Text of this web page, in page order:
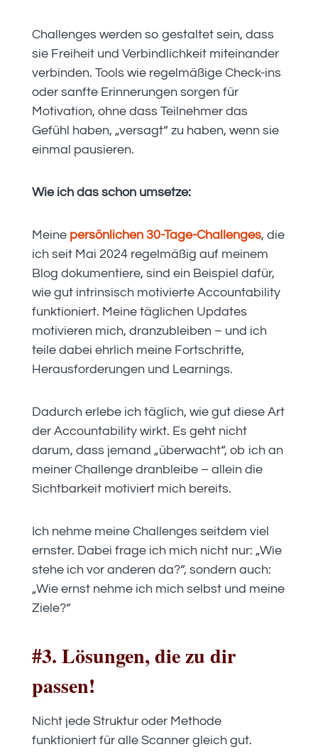
Challenges werden so gestaltet sein, dass
sie Freiheit und Verbindlichkeit miteinander
verbinden. Tools wie regelmäßige Check-ins
oder sanfte Erinnerungen sorgen für
Motivation, ohne dass Teilnehmer das
Gefühl haben, „versagt“ zu haben, wenn sie
einmal pausieren.
Wie ich das schon umsetze:
Meine persönlichen 30-Tage-Challenges, die
ich seit Mai 2024 regelmäßig auf meinem
Blog dokumentiere, sind ein Beispiel dafür,
wie gut intrinsisch motivierte Accountability
funktioniert. Meine täglichen Updates
motivieren mich, dranzubleiben – und ich
teile dabei ehrlich meine Fortschritte,
Herausforderungen und Learnings.
Dadurch erlebe ich täglich, wie gut diese Art
der Accountability wirkt. Es geht nicht
darum, dass jemand „überwacht“, ob ich an
meiner Challenge dranbleibe – allein die
Sichtbarkeit motiviert mich bereits.
Ich nehme meine Challenges seitdem viel
ernster. Dabei frage ich mich nicht nur: „Wie
stehe ich vor anderen da?“, sondern auch:
„Wie ernst nehme ich mich selbst und meine
Ziele?“
#3. Lösungen, die zu dir
passen!
Nicht jede Struktur oder Methode
funktioniert für alle Scanner gleich gut.